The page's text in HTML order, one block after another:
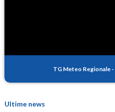
TG Meteo Regionale -
Ultime news